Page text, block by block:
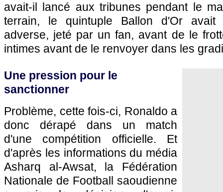
avait-il lancé aux tribunes pendant le
terrain, le quintuple Ballon d'Or avait
adverse, jeté par un fan, avant de le
intimes avant de le renvoyer dans les
Une pression pour le
sanctionner
Problème, cette fois-ci, Ronaldo a
donc dérapé dans un match
d'une compétition officielle. Et
d'après les informations du média
Asharq al-Awsat, la Fédération
Nationale de Football saoudienne